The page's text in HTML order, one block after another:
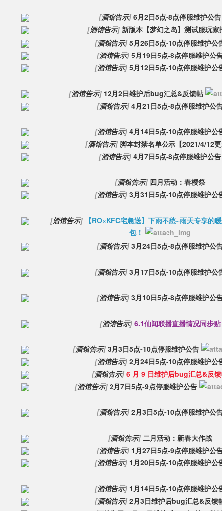
[酒馆告示] 6月2日5点-8点停服维护公告
[酒馆告示] 新版本【梦幻之岛】测试服玩家
[酒馆告示] 5月26日5点-10点停服维护公
[酒馆告示] 5月19日5点-8点停服维护公
[酒馆告示] 5月12日5点-10点停服维护公
[酒馆告示] 12月2日维护后bug汇总&反馈帖
[酒馆告示] 4月21日5点-8点停服维护公
[酒馆告示] 4月14日5点-10点停服维护公
[酒馆告示] 脚本封禁名单公示【2021/4/12
[酒馆告示] 4月7日5点-8点停服维护公告
[酒馆告示] 四月活动：春樱祭
[酒馆告示] 3月31日5点-10点停服维护公
[酒馆告示]
【RO×KFC宅急送】下雨不愁~雨天专享的
包！
[酒馆告示] 3月24日5点-8点停服维护公
[酒馆告示] 3月17日5点-10点停服维护公
[酒馆告示] 3月10日5点-8点停服维护公
[酒馆告示] 6.1仙闻联播直播情况同步贴
[酒馆告示] 3月3日5点-10点停服维护公告
[酒馆告示] 2月24日5点-10点停服维护公
[酒馆告示] 6 月 9 日维护后bug汇总&反
[酒馆告示] 2月7日5点-9点停服维护公告
[酒馆告示] 2月3日5点-10点停服维护公
[酒馆告示] 二月活动：新春大作战
[酒馆告示] 1月27日5点-9点停服维护公
[酒馆告示] 1月20日5点-10点停服维护公
[酒馆告示] 1月14日5点-10点停服维护公
[酒馆告示] 2月3日维护后bug汇总&反馈